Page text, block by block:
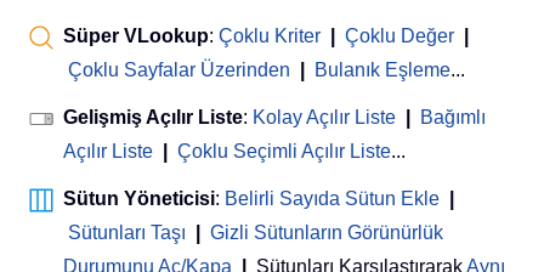
Süper VLookup: Çoklu Kriter Çoklu Değer
Çoklu Sayfalar Üzerinden
Bulanık Eşleme...
Gelişmiş Açılır Liste: Kolay Açılır Liste
Bağımlı
Açılır Liste
Çoklu Seçimli Açılır Liste...
Sütun Yöneticisi: Belirli Sayıda Sütun Ekle
Sütunları Taşı
Gizli Sütunların Görünürlük
Durumunu Aç/Kapa
Sütunları KarşılaştırarakAynı